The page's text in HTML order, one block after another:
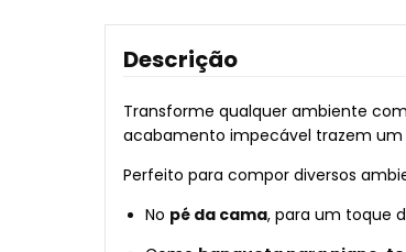
Descrição
Transforme qualquer ambiente
acabamento impecável trazem
Perfeito para compor diversos
No pé da cama, para um toque